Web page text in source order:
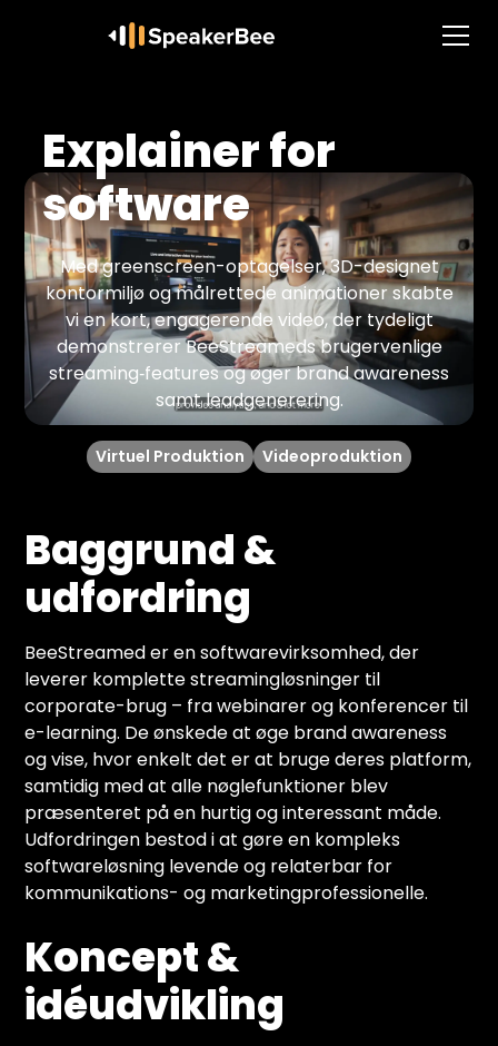
Explainer for
software
Med greenscreen-optagelser, 3D-designet
kontormiljø og målrettede animationer skabte
vi en kort, engagerende video, der tydeligt
demonstrerer BeeStreameds brugervenlige
streaming‐features og øger brand awareness
samt leadgenerering.
Virtuel Produktion Videoproduktion
Baggrund &
udfordring
BeeStreamed er en softwarevirksomhed, der
leverer komplette streamingløsninger til
corporate-brug – fra webinarer og konferencer til
e-learning. De ønskede at øge brand awareness
og vise, hvor enkelt det er at bruge deres platform,
samtidig med at alle nøglefunktioner blev
præsenteret på en hurtig og interessant måde.
Udfordringen bestod i at gøre en kompleks
softwareløsning levende og relaterbar for
kommunikations- og marketingprofessionelle.
Koncept &
idéudvikling